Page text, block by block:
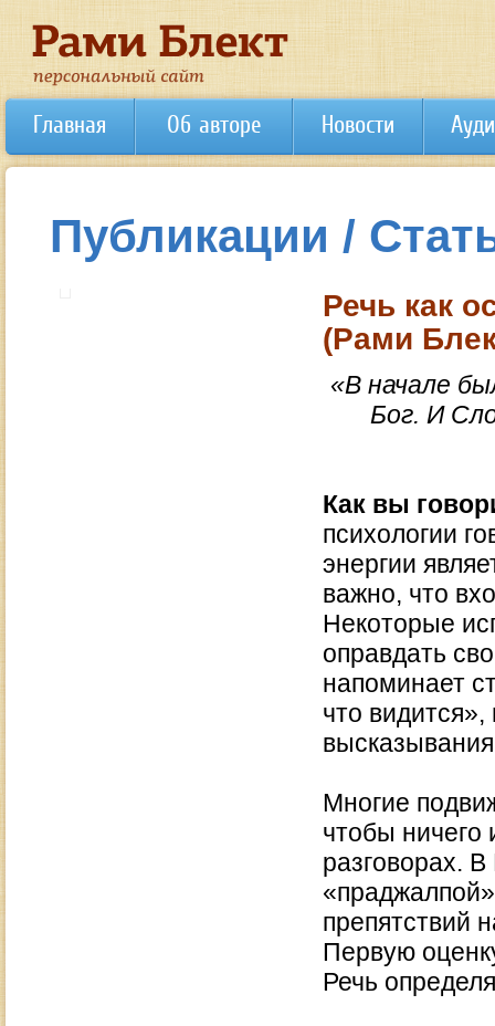
Главная Об авторе Новости
Публикации /
Речь как
(Рами
«В начале
Бог. И
Как вы
психологии
энергии
важно, что
Некоторые
оправдать
напоминает
что
Многие
чтобы ничего
разговорах.
препятствий
Первую
Речь